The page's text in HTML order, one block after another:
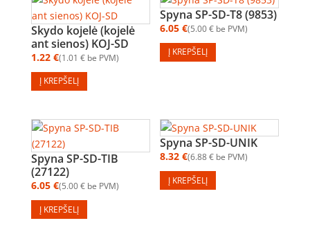
Skydo kojelė (kojelė
ant sienos) KOJ-SD
1.22 € 1.01 € be PVM
Į KREPŠELĮ
Spyna SP-SD-T8 (9853)
6.05€ 5.00€ be PVM
Į KREPŠELĮ
Spyna SP-SD-TIB
(27122)
6.05 € 5.00€ be PVM
Į KREPŠELĮ
Spyna SP-SD-UNIK
8.32€ 6.88€ be PVM
Į KREPŠELĮ